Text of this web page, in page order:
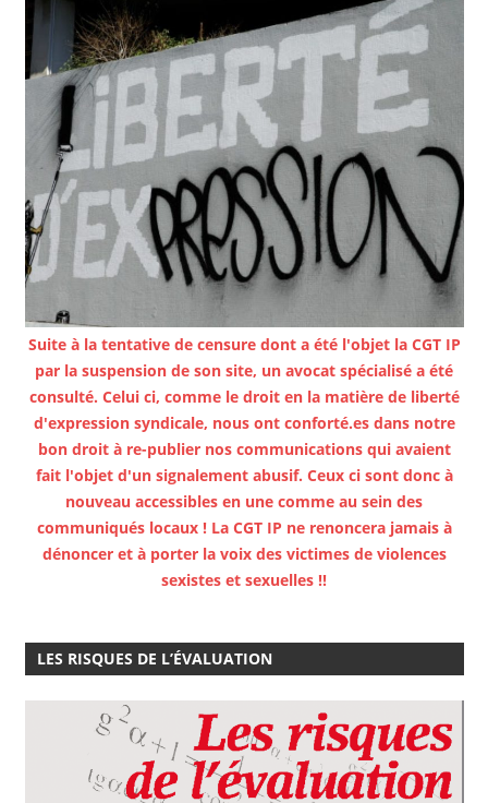
Suite à la tentative de censure dont a été l'objet la CGT IP
par la suspension de son site, un avocat spécialisé a été
consulté. Celui ci, comme le droit en la matière de liberté
d'expression syndicale, nous ont conforté.es dans notre
bon droit à re-publier nos communications qui avaient
fait l'objet d'un signalement abusif. Ceux ci sont donc à
nouveau accessibles en une comme au sein des
communiqués locaux ! La CGT IP ne renoncera jamais à
dénoncer et à porter la voix des victimes de violences
sexistes et sexuelles !!
LES RISQUES DE L’ÉVALUATION